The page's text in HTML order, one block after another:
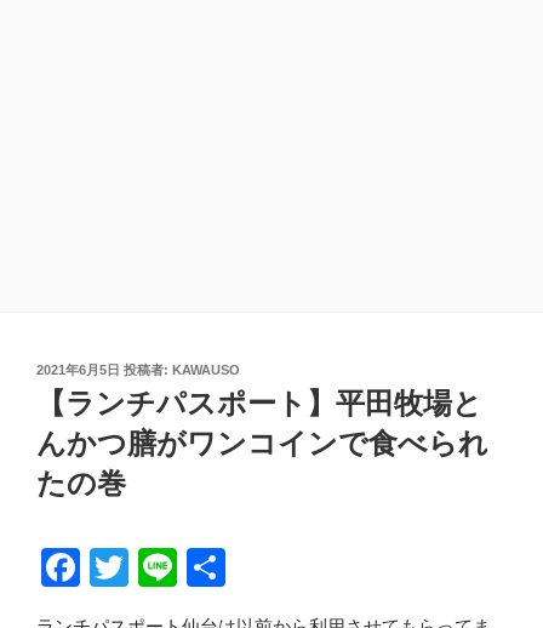
投
2021年6月5日 投稿者: KAWAUSO
【ランチパスポート】平田牧場と
んかつ膳がワンコインで食べられ
たの巻
F
T
wi
Li
n
有